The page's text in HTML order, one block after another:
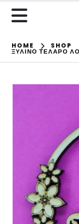
HOME SHOP
ΞΎΛΙΝΟ ΤΕΛΆΡΟ